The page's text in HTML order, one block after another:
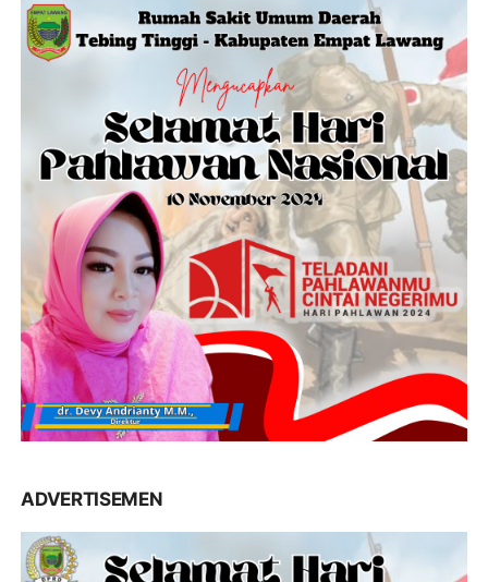
ADVERTISEMEN